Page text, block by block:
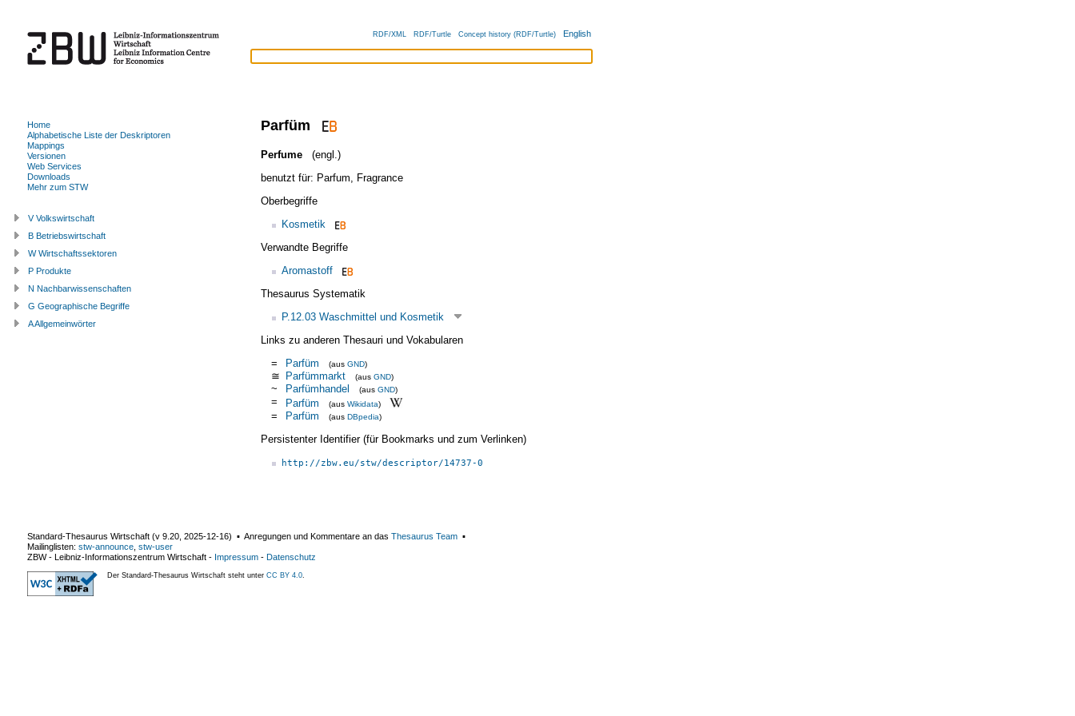
RDF/XML RDF/Turtle Concept history (RDF/Turtle) English
Parfüm
Perfume
(engl.)
benutzt für: Parfum
Fragrance
Oberbegriffe
Kosmetik
Verwandte Begriffe
Aromastoff
Thesaurus Systematik
P.12.03 Waschmittel und Kosmetik
Links zu anderen Thesauri und Vokabularen
=
Parfüm (aus GND)
≅ Parfümmarkt (aus GND)
~ Parfümhandel (aus GND)
= Parfüm (aus Wikidata)
= Parfüm (aus DBpedia)
Persistenter Identifier (für Bookmarks und zum Verlinken)
http://zbw.eu/stw/descriptor/14737-0
Home
Alphabetische Liste der Deskriptoren
Mappings
Versionen
Web Services
Downloads
Mehr zum STW
V Volkswirtschaft
B Betriebswirtschaft
W Wirtschaftssektoren
P Produkte
N Nachbarwissenschaften
G Geographische Begriffe
A Allgemeinwörter
Standard-Thesaurus Wirtschaft (v 9.20 2025-12-16) ▪ Anregungen und Kommentare an das Thesaurus Team ▪
Mailinglisten: stw-announce stw-user
ZBW - Leibniz-Informationszentrum Wirtschaft - Impressum - Datenschutz
Der Standard-Thesaurus Wirtschaft steht unter CC BY 4.0